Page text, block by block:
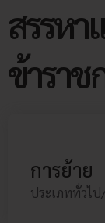
สรรหา
ข้าราช
การย้าย
ประเภททั่วไป
ประเภ